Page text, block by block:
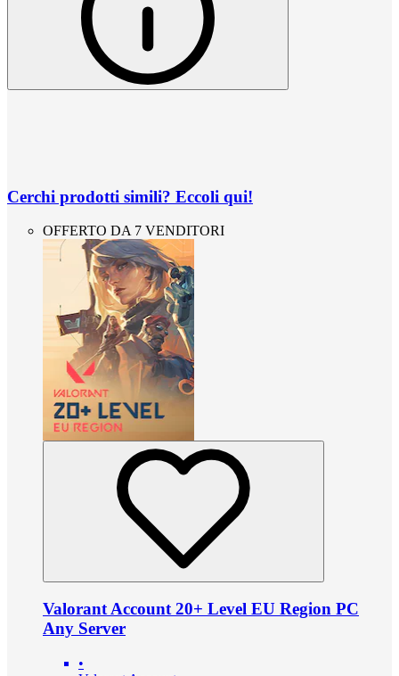
Cerchi prodotti simili? Eccoli qui!
OFFERTO DA 7 VENDITORI
Valorant Account 20+ Level EU Region PC
Any Server
•